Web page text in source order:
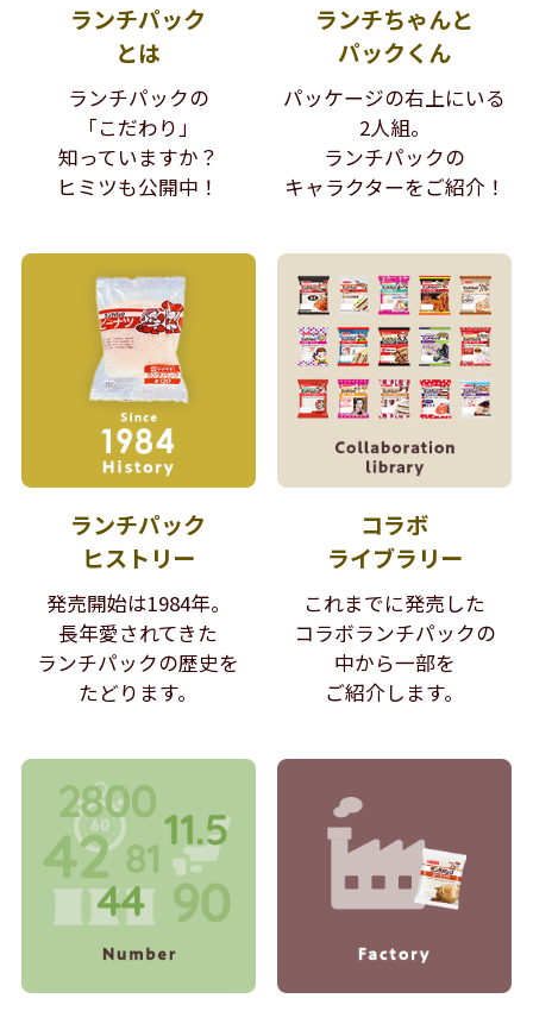
ランチパック
とは
ランチパックの
「こだわり」
知っていますか？
ヒミツも公開中！
ランチちゃんと
パックくん
パッケージの右上にいる
2人組。
ランチパックの
キャラクターをご紹介！
ランチパック
ヒストリー
発売開始は1984年。
長年愛されてきた
ランチパックの歴史を
たどります。
コラボ
ライブラリー
これまでに発売した
コラボランチパックの
中から一部を
ご紹介します。